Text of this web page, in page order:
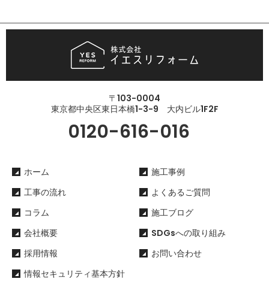
〒103-0004
東京都中央区東日本橋1-3-9 大内ビル1F2F
0120-616-016
ホーム
施工事例
工事の流れ
よくあるご質問
コラム
施工ブログ
会社概要
SDGsへの取り組み
採用情報
お問い合わせ
情報セキュリティ基本方針